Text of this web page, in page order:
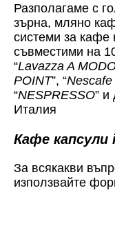
Разполагаме с
зърна, мляно
системи за кафе
съвместими на
“Lavazza A
POINT”, “
“NESPRESSO” и
Италия
Кафе капсули
За всякакви
използвайте